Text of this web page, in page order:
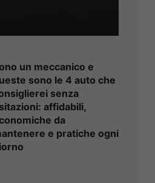
un meccanico e
sono le 4 auto che
senza
affidabili,
da
e pratiche ogni